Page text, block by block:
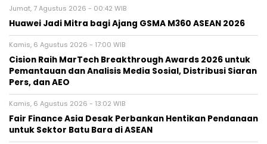
Jumat, 7 Agustus 2026 - 00:42 WIB
Huawei Jadi Mitra bagi Ajang GSMA M360 ASEAN 2026
Kamis, 6 Agustus 2026 - 17:00 WIB
Cision Raih MarTech Breakthrough Awards 2026 untuk
Pemantauan dan Analisis Media Sosial, Distribusi Siaran
Pers, dan AEO
Kamis, 6 Agustus 2026 - 13:02 WIB
Fair Finance Asia Desak Perbankan Hentikan Pendanaan
untuk Sektor Batu Bara di ASEAN